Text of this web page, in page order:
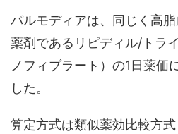
パルモディアは、同じく高
薬剤であるリピディル/トラ
ノフィブラート）の1日薬価
した。
算定方式は類似薬効比較方式